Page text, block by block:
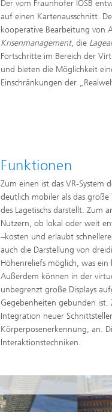
Der vom Fraunhofer IOSB
auf einen Kartenausschnitt.
kooperative Bearbeitung von
Krisenmanagement, die
Fortschritte im Bereich der
und bieten die Möglichkeit
Einschränkungen der
Funktionen
Zum einen ist das VR-System
deutlich mobiler als das große
des Lagetischs darstellt. Zum
Nutzern, ob lokal oder weit
–kosten und erlaubt
auch die Darstellung von
Höhenreliefs möglich, was ein
Außerdem können in der
unbegrenzt große Displays
Gegebenheiten gebunden
Integration neuer
Körperposenerkennung, an.
Interaktionstechniken.